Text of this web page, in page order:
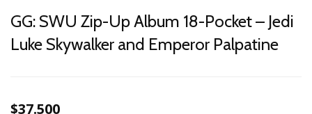
GG: SWU Zip-Up Album 18-Pocket – Jedi
Luke Skywalker and Emperor Palpatine
$37.500